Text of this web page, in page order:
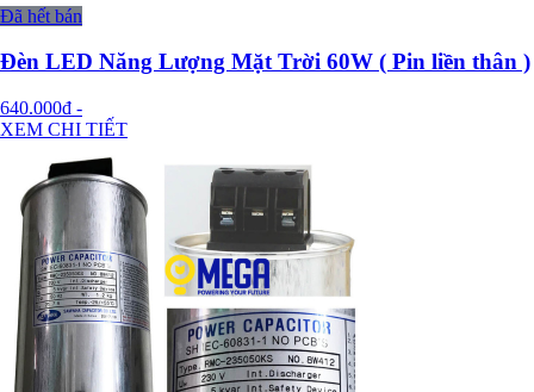
Đã hết bán
Đèn LED Năng Lượng Mặt Trời 60W ( Pin liền thân )
640.000đ -
XEM CHI TIẾT